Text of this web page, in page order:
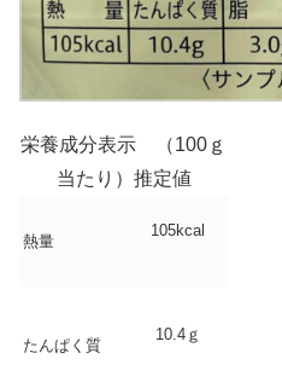
栄養成分表示 （100ｇ
当たり）推定値
熱量
105kcal
たんぱく質
10.4ｇ